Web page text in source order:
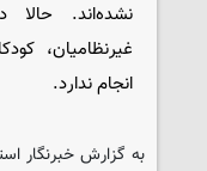
نشده‌اند.
غیرنظامیان،
انجام ندارد.
به گزارش خبرنگار